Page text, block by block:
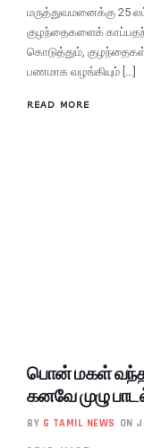
மருத்துவமனைக்கு 25
குழந்தைகளைக்
கொடுத்தும்,
பணமாக வழங்கியும் […]
READ MORE
பொன் மகள்
கனவே முழு
BY G TAMIL NEWS ON